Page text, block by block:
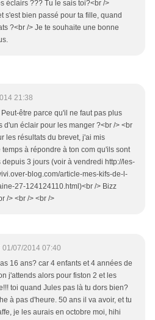
éclairs ??? Tu le sais toi?<br />
s'est bien passé pour ta fille, quand
?<br /> Je te souhaite une bonne
21:38
Peut-être parce qu'il ne faut pas plus
d'un éclair pour les manger ?<br /> <br
les résultats du brevet, j'ai mis
temps à répondre à ton com qu'ils sont
3 jours (voir à vendredi http://les-
blog.com/article-mes-kifs-de-l-
27-124124110.html)<br /> Bizz
/> <br /> <br />
01/07/2014 07:40
16 ans? car 4 enfants et 4 années de
j'attends alors pour fiston 2 et les
toi quand Jules pas là tu dors bien?
à pas d'heure. 50 ans il va avoir, et tu
je les aurais en octobre moi, hihi